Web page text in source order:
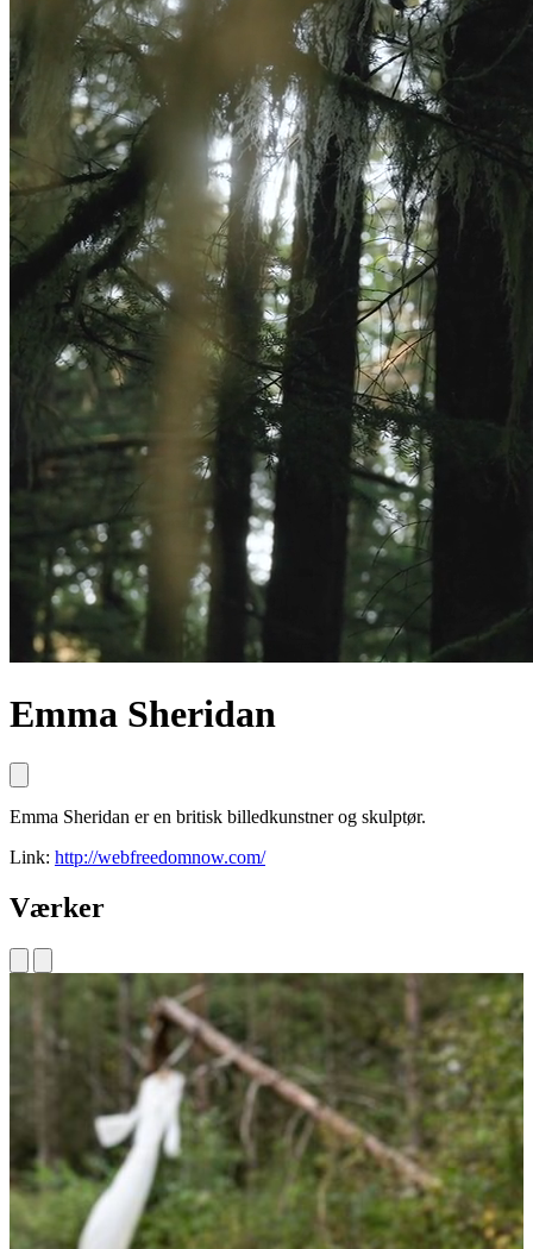
Emma Sheridan
Emma Sheridan er en britisk billedkunstner og skulptør.
Link: http://webfreedomnow.com/
Værker